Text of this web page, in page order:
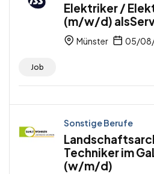
Elektriker /
(m/w/d)
Münster 05/
Job
Sonstige Berufe
Techniker im
(w/m/d)